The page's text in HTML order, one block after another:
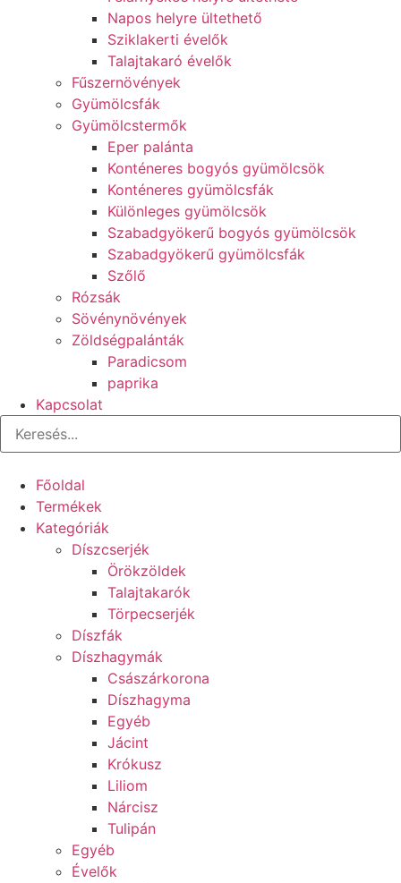
Napos helyre ültethető
Sziklakerti évelők
Talajtakaró évelők
Fűszernövények
Gyümölcsfák
Gyümölcstermők
Eper palánta
Konténeres bogyós gyümölcsök
Konténeres gyümölcsfák
Különleges gyümölcsök
Szabadgyökerű bogyós gyümölcsök
Szabadgyökerű gyümölcsfák
Szőlő
Rózsák
Sövénynövények
Zöldségpalánták
Paradicsom
paprika
Kapcsolat
Főoldal
Termékek
Kategóriák
Díszcserjék
Örökzöldek
Talajtakarók
Törpecserjék
Díszfák
Díszhagymák
Császárkorona
Díszhagyma
Egyéb
Jácint
Krókusz
Liliom
Nárcisz
Tulipán
Egyéb
Évelők